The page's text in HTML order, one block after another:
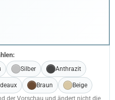
Silber Anthrazit
Braun
Beige
der Vorschau und ändert nicht die